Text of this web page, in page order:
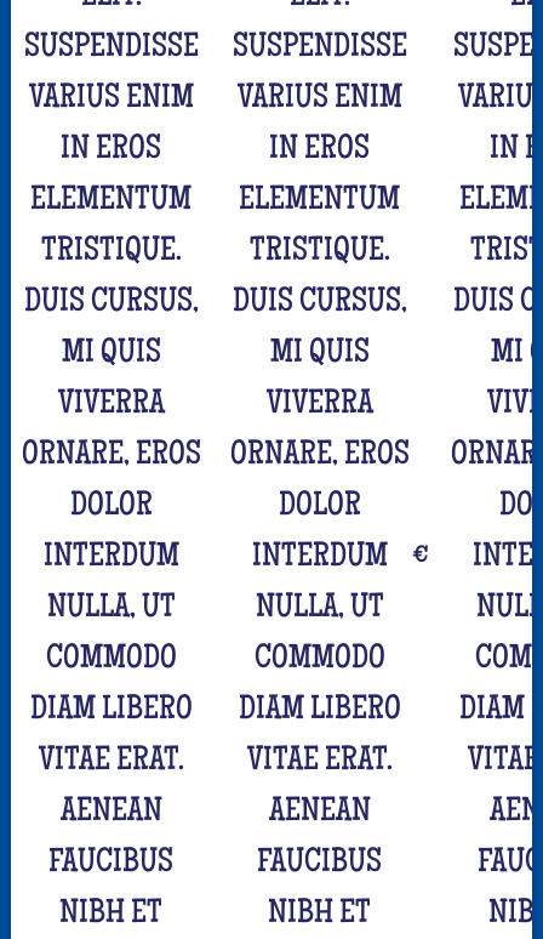
SUSPENDISSE
VARIUS ENIM
IN EROS
ELEMENTUM
TRISTIQUE.
DUIS CURSUS,
MI QUIS
VIVERRA
ORNARE, EROS
DOLOR
INTERDUM
NULLA, UT
COMMODO
DIAM LIBERO
VITAE ERAT.
AENEAN
FAUCIBUS
NIBH ET
SUSPENDISSE
VARIUS ENIM
IN EROS
ELEMENTUM
TRISTIQUE.
DUIS CURSUS,
MI QUIS
VIVERRA
ORNARE, EROS
DOLOR
INTERDUM
NULLA, UT
COMMODO
DIAM LIBERO
VITAE ERAT.
AENEAN
FAUCIBUS
NIBH ET
€
IN
DUIS
MI
DIAM